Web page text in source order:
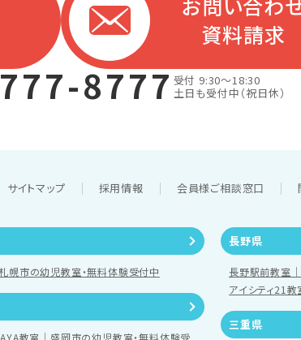
資料請求
8777受付 9:30～18:30
土日も受付中（祝日休）
サイトマップ 採用情報 会員様ご相談窓口
幌市の幼児教室・無料体験受付中
教室｜盛岡市の幼児教室・無料体験受
長野県
長野駅前教室
アイシティ21
三重県